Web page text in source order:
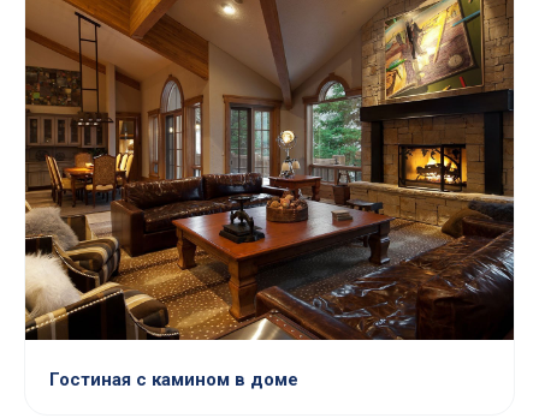
Гостиная с камином в доме